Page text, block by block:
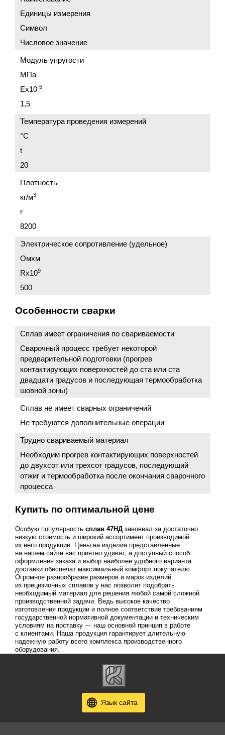
Единицы измерения
Символ
Числовое значение
Модуль упругости
МПа
Ex10-5
1,5
Температура проведения измерений
°C
t
20
Плотность
кг/м3
r
8200
Электрическое сопротивление (удельное)
Омxм
Rx109
500
Особенности сварки
Сплав имеет ограничения по свариваемости
Сварочный процесс требует некоторой
предварительной подготовки (прогрев
контактирующих поверхностей до ста или ста
двадцати градусов и последующая термообработка
шовной зоны)
Сплав не имеет сварных ограничений
Не требуются дополнительные операции
Трудно свариваемый материал
Необходим прогрев контактирующих поверхностей
до двухсот или трехсот градусов, последующий
отжиг и термообработка после окончания сварочного
процесса
Купить по оптимальной цене
Особую популярность сплав 47НДзавоевал за достаточно
низкую стоимость и широкий ассортимент производимой
из него продукции. Цены на изделия представленные
на нашем сайте вас приятно удивят, а доступный способ
оформления заказа и выбор наиболее удобного варианта
доставки обеспечат максимальный комфорт покупателю.
Огромное разнообразие размеров и марок изделий
из прецизионных сплавов у нас позволит подобрать
необходимый материал для решения любой самой сложной
производственной задачи. Ведь высокое качество
изготовления продукции и полное соответствие требованиям
государственной нормативной документации и техническим
условиям на поставку — наш основной принцип в работе
с клиентами. Наша продукция гарантирует длительную
надежную работу всего комплекса производственного
оборудования.
Язык сайта